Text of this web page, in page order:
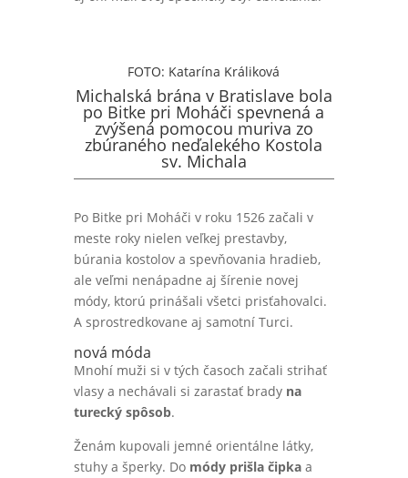
FOTO: Katarína Králiková
Michalská brána v Bratislave bola
po Bitke pri Moháči spevnená a
zvýšená pomocou muriva zo
zbúraného neďalekého Kostola
sv. Michala
Po Bitke pri Moháči v roku 1526 začali v
meste roky nielen veľkej prestavby,
búrania kostolov a spevňovania hradieb,
ale veľmi nenápadne aj šírenie novej
módy, ktorú prinášali všetci prisťahovalci.
A sprostredkovane aj samotní Turci.
nová móda
Mnohí muži si v tých časoch začali strihať
vlasy a nechávali si zarastať brady na
turecký spôsob.
Ženám kupovali jemné orientálne látky,
stuhy a šperky. Do módy prišla čipkaa